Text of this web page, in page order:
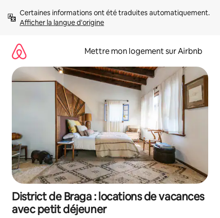
directement
Afficher la langue d'origine
Mettre mon logement sur Airbnb
District de Braga : locations de vacances
avec petit déjeuner